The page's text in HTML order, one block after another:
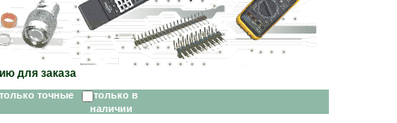
для заказа
только точные
только в
наличии